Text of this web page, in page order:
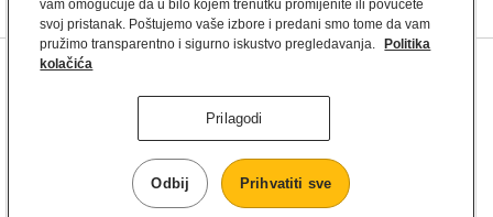
Cjenici Nutritivne vrijednosti i alergeni
McDonald's © 2026.
vam omogućuje da u bilo kojem trenutku promijenite ili povučete
svoj pristanak. Poštujemo vaše izbore i predani smo tome da vam
pružimo transparentno i sigurno iskustvo pregledavanja.
Politika
kolačića
Prilagodi
Odbij Prihvatiti sve